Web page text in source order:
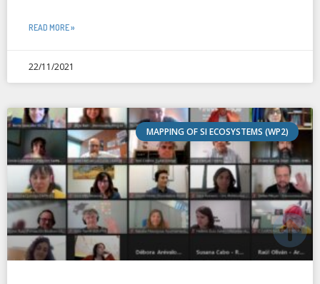
READ MORE »
22/11/2021
MAPPING OF SI ECOSYSTEMS (WP2)